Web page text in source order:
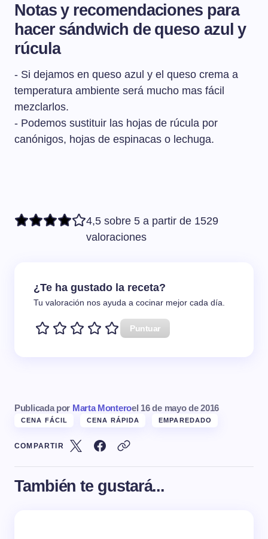
Notas y recomendaciones para
hacer sándwich de queso azul y
rúcula
- Si dejamos en queso azul y el queso crema a
temperatura ambiente será mucho mas fácil
mezclarlos.
- Podemos sustituir las hojas de rúcula por
canónigos, hojas de espinacas o lechuga.
4,5 sobre 5 a partir de 1529
valoraciones
¿Te ha gustado la receta?
Tu valoración nos ayuda a cocinar mejor cada día.
Puntuar
Publicada por Marta Monteroel 16 de mayo de 2016
CENA FÁCIL CENA RÁPIDA EMPAREDADO
COMPARTIR
También te gustará...